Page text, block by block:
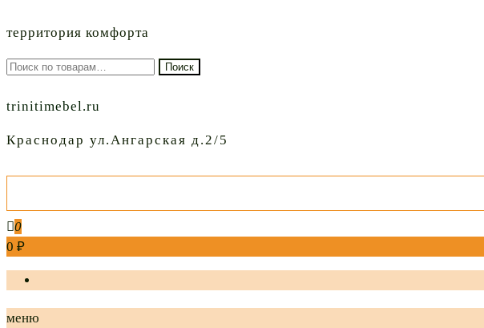
территория комфорта
Искать: Поиск
trinitimebel.ru
Краснодар ул.Ангарская д.2/5
0
0 ₽
меню